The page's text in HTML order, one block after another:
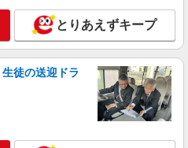
とりあえずキープ
徒の送迎ドラ